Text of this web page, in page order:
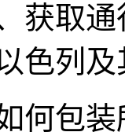
获取
色列
包装